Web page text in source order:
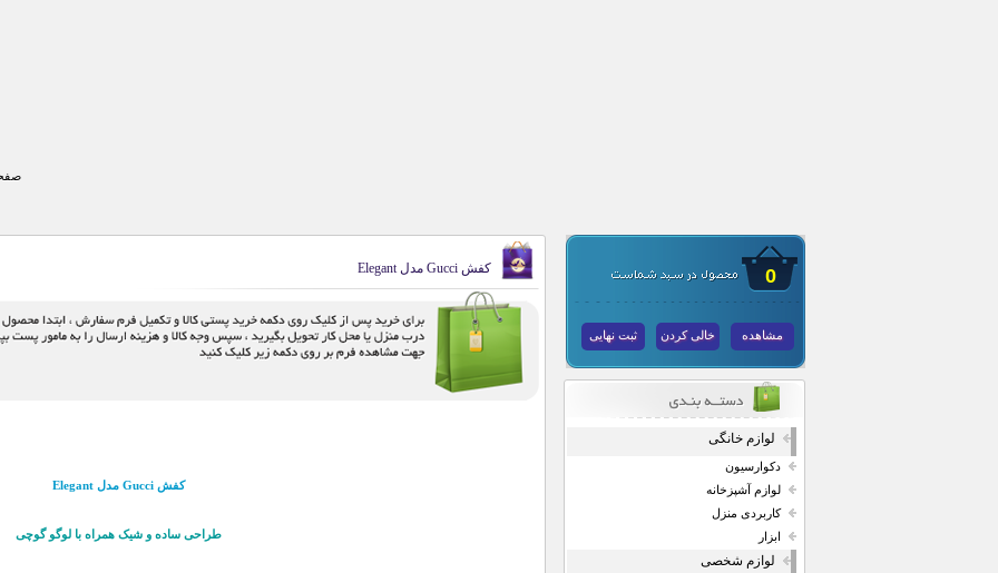
0
مشاهده خالی کردن ثبت نهایی
لوازم خانگی
دکوارسیون
لوازم آشپزخانه
کاربردی منزل
ابزار
لوازم شخصی
کفش Gucci مدل Elegant
کفش Gucci مدل Elegant
طراحی ساده و شیک همراه با لوگو گوچی